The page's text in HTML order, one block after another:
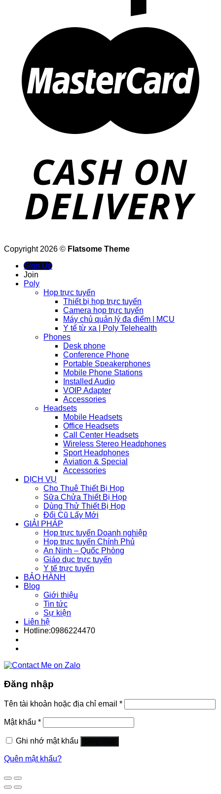
Copyright 2026 © Flatsome Theme
Sign Up
Join
Poly
Họp trực tuyến
Thiết bị họp trực tuyến
Camera họp trực tuyến
Máy chủ quản lý đa điểm | MCU
Y tế từ xa | Poly Telehealth
Phones
Desk phone
Conference Phone
Portable Speakerphones
Mobile Phone Stations
Installed Audio
VOIP Adapter
Accessories
Headsets
Mobile Headsets
Office Headsets
Call Center Headsets
Wireless Stereo Headphones
Sport Headphones
Aviation & Special
Accessories
DỊCH VỤ
Cho Thuê Thiết Bị Họp
Sữa Chửa Thiết Bị Họp
Dùng Thử Thiết Bị Họp
Đổi Cũ Lấy Mới
GIẢI PHÁP
Họp trực tuyến Doanh nghiệp
Họp trực tuyến Chính Phủ
An Ninh – Quốc Phòng
Giáo dục trực tuyến
Y tế trực tuyến
BẢO HÀNH
Blog
Giới thiệu
Tin tức
Sự kiện
Liên hệ
Hotline:0986224470
Đăng nhập
Tên tài khoản hoặc địa chỉ email *
Mật khẩu *
Ghi nhớ mật khẩu
Quên mật khẩu?